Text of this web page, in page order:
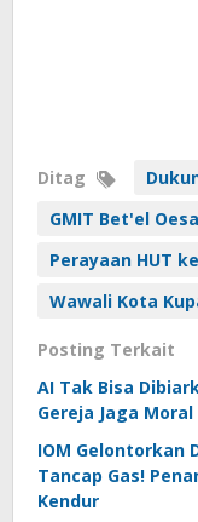
Ditag
GMIT Bet'el
Perayaan HUT
Wawali Kota
Posting Terkait
AI Tak Bisa
Gereja Jaga
IOM Gelontorkan
Tancap Gas!
Kendur